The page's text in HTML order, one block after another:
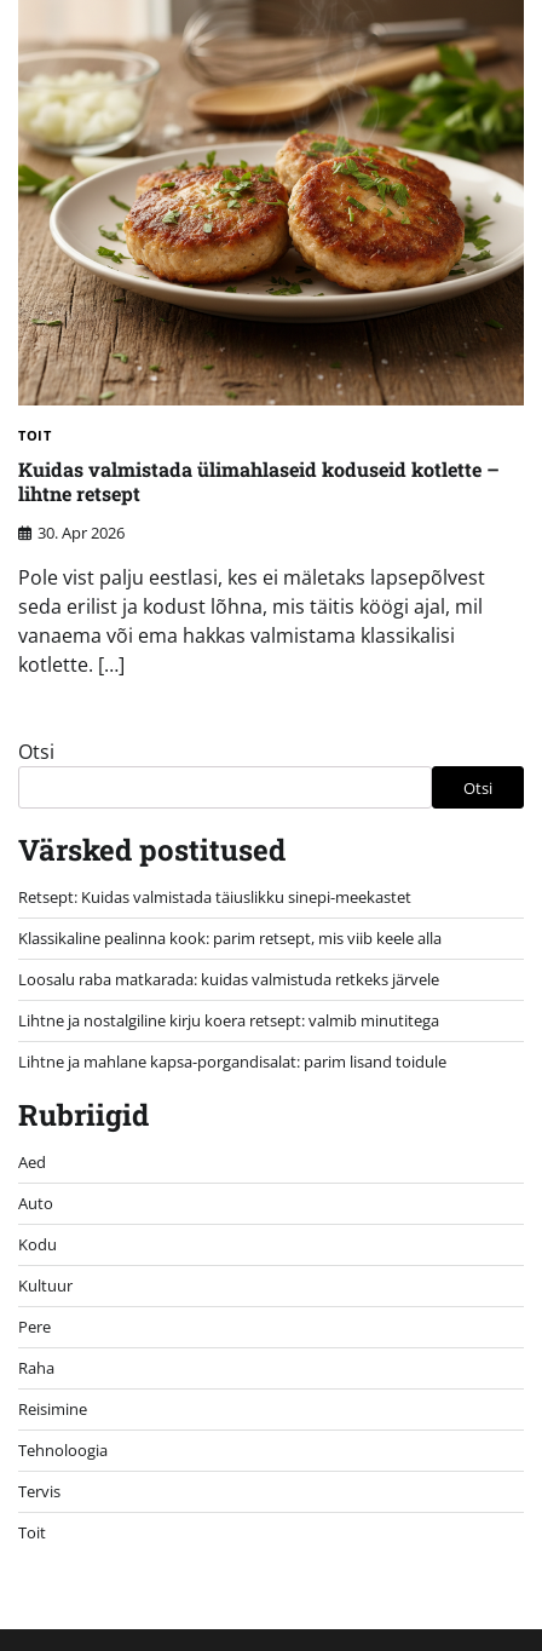
TOIT
Kuidas valmistada ülimahlaseid koduseid kotlette –
lihtne retsept
30. Apr 2026
Pole vist palju eestlasi, kes ei mäletaks lapsepõlvest
seda erilist ja kodust lõhna, mis täitis köögi ajal, mil
vanaema või ema hakkas valmistama klassikalisi
kotlette. […]
Otsi
Otsi
Värsked postitused
Retsept: Kuidas valmistada täiuslikku sinepi-meekastet
Klassikaline pealinna kook: parim retsept, mis viib keele alla
Loosalu raba matkarada: kuidas valmistuda retkeks järvele
Lihtne ja nostalgiline kirju koera retsept: valmib minutitega
Lihtne ja mahlane kapsa-porgandisalat: parim lisand toidule
Rubriigid
Aed
Auto
Kodu
Kultuur
Pere
Raha
Reisimine
Tehnoloogia
Tervis
Toit